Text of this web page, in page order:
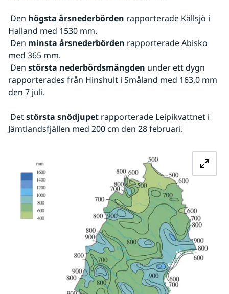
Den högsta årsnederbörden rapporterade Källsjö i
Halland med 1530 mm.
Den minsta årsnederbörden rapporterade Abisko
med 365 mm.
Den största nederbördsmängden under ett dygn
rapporterades från Hinshult i Småland med 163,0 mm
den 7 juli.
Det största snödjupet rapporterade Leipikvattnet i
Jämtlandsfjällen med 200 cm den 28 februari.